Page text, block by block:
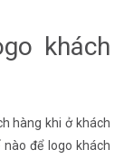
khách
hàng khi ở khách
để logo khách